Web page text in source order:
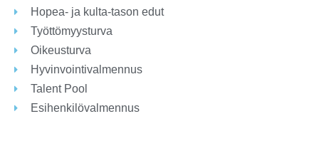
Hopea- ja kulta-tason edut
Työttömyysturva
Oikeusturva
Hyvinvointivalmennus
Talent Pool
Esihenkilövalmennus